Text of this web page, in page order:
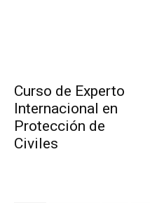
Curso de Experto
Internacional en
Protección de
Civiles